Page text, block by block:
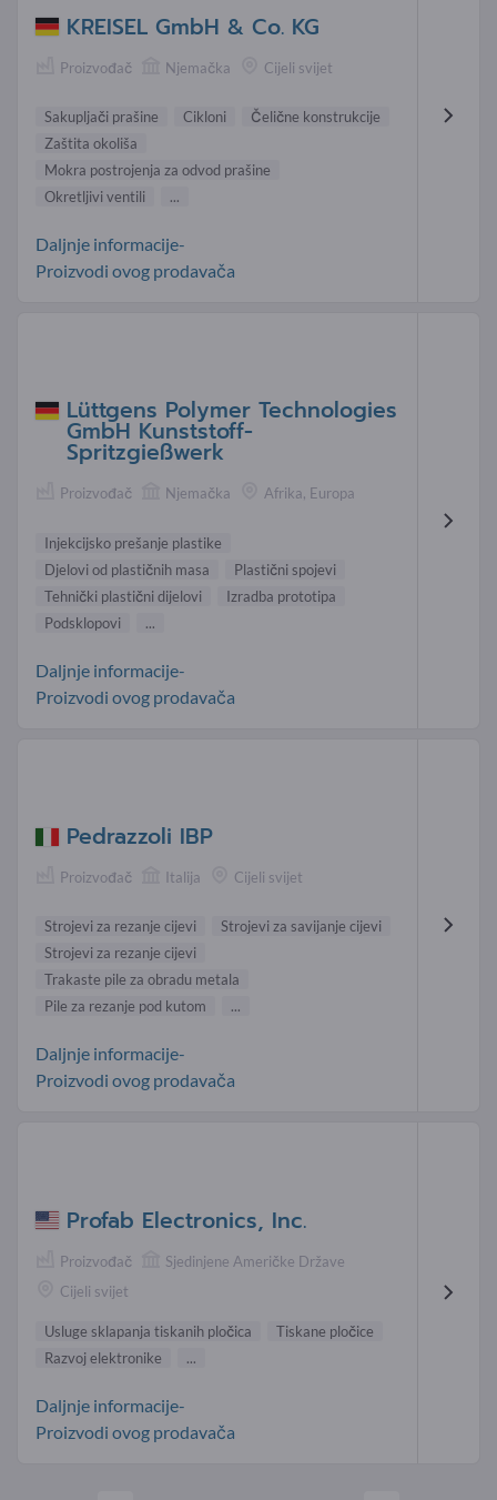
KREISEL GmbH & Co. KG
Proizvođač Njemačka Cijeli svijet
Sakupljači prašine Cikloni
Čelične konstrukcije
Zaštita okoliša
Mokra postrojenja za odvod prašine
Okretljivi ventili
...
Daljnje informacije-
Proizvodi ovog prodavača
Lüttgens Polymer Technologies
GmbH Kunststoff-
Spritzgießwerk
Proizvođač Njemačka Afrika, Europa
Injekcijsko prešanje plastike
Djelovi od plastičnih masa
Plastični spojevi
Tehnički plastični dijelovi
Izradba prototipa
Podsklopovi
...
Daljnje informacije-
Proizvodi ovog prodavača
Pedrazzoli IBP
Proizvođač Italija Cijeli svijet
Strojevi za rezanje cijevi
Strojevi za savijanje cijevi
Strojevi za rezanje cijevi
Trakaste pile za obradu metala
Pile za rezanje pod kutom
...
Daljnje informacije-
Proizvodi ovog prodavača
Profab Electronics, Inc.
Proizvođač
Sjedinjene Američke Države
Cijeli svijet
Usluge sklapanja tiskanih pločica
Tiskane pločice
Razvoj elektronike
...
Daljnje informacije-
Proizvodi ovog prodavača